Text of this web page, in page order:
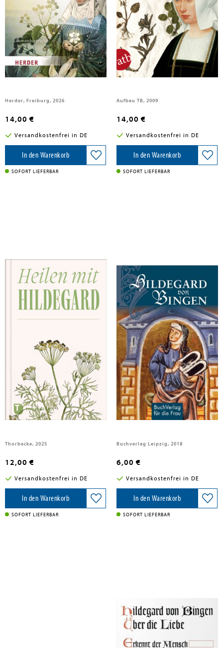
Kaiser, Maria Regina
Hildegard von Bingen
Herder, Freiburg, 2026
14,00 €
Versandkostenfrei in DE
In den Warenkorb
SOFORT LIEFERBAR
Koschyk, Heike
Hildegard von Bingen. Ein Leben
im Licht
Aufbau TB, 2009
14,00 €
Versandkostenfrei in DE
In den Warenkorb
SOFORT LIEFERBAR
Heilen mit Hildegard
Thorbecke, 2025
12,00 €
Versandkostenfrei in DE
In den Warenkorb
SOFORT LIEFERBAR
Ruff, Carola
Hildegard von Bingen
Buchverlag Leipzig, 2018
6,00 €
Versandkostenfrei in DE
In den Warenkorb
SOFORT LIEFERBAR